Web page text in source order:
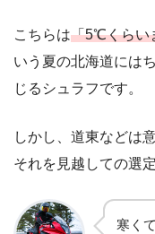
こちらは「5℃くらい
いう夏の北海道には
じるシュラフです。
しかし、道東などは
それを見越しての選定
寒く